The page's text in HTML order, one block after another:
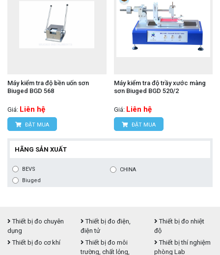
Máy kiểm tra độ bền uốn sơn
Biuged BGD 568
Giá: Liên hệ
ĐẶT MUA
Máy kiểm tra độ trầy xước màng
sơn Biuged BGD 520/2
Giá: Liên hệ
ĐẶT MUA
HÃNG SẢN XUẤT
BEVS
CHINA
Biuged
Thiết bị đo chuyên
dụng
Thiết bị đo điện,
điện tử
Thiết bị đo nhiệt
độ
Thiết bị đo cơ khí
Thiết bị đo môi
trường, chất lỏng,
Thiết bị thí nghiệm
phòng Lab